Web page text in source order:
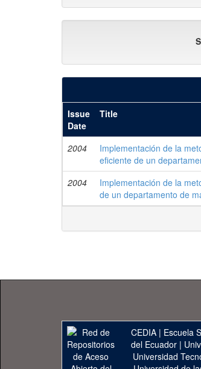
Issue
Date
Title
2004
Implementación de la
eficiente de un
2004
Implementación de la
de un departamento de
CEDIA | Escuela
del Ecuador|
Universidad